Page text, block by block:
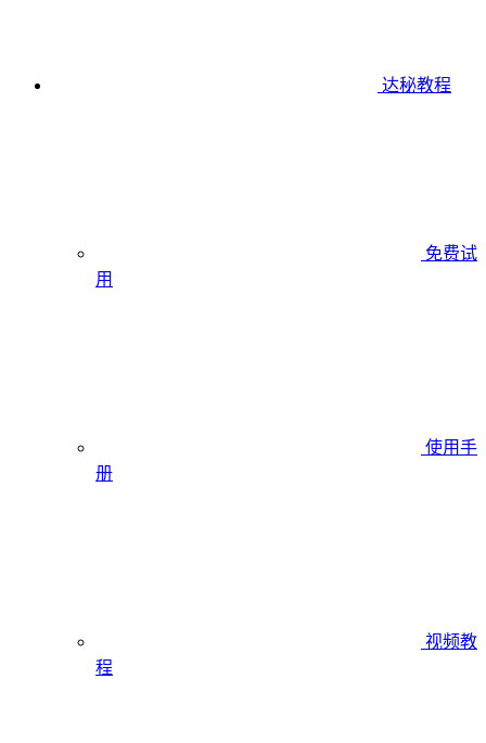
达秘教程
免费试
用
使用手
册
视频教
程